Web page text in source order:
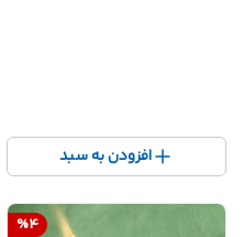
افزودن به سبد
%4